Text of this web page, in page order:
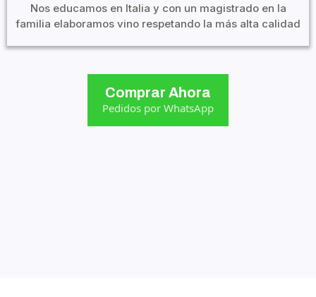
Nos educamos en Italia y con un magistrado en la
familia elaboramos vino respetando la más alta calidad
Comprar Ahora
Pedidos por WhatsApp